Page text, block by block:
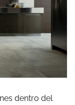
dentro del